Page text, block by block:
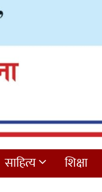
साहित्य शिक्षा